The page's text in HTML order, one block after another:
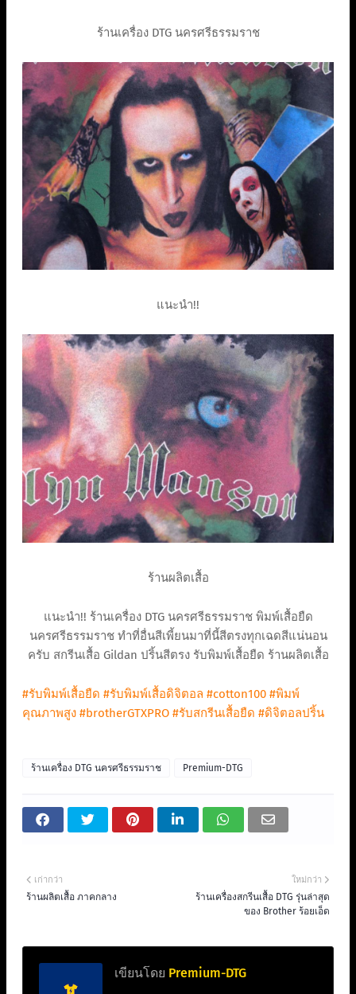
ร้านเครื่อง DTG นครศรีธรรมราช
แนะนำ!!
ร้านผลิตเสื้อ
แนะนำ!! ร้านเครื่อง DTG นครศรีธรรมราช พิมพ์เสื้อยืด
นครศรีธรรมราช ทำที่อื่นสีเพี้ยนมาที่นี้สีตรงทุกเฉดสีแน่นอน
ครับ สกรีนเสื้อ Gildan ปริ้นสีตรง รับพิมพ์เสื้อยืด ร้านผลิตเสื้อ
#รับพิมพ์เสื้อยืด #รับพิมพ์เสื้อดิจิตอล #cotton100 #พิมพ์
คุณภาพสูง #brotherGTXPRO #รับสกรีนเสื้อยืด #ดิจิตอลปริ้น
ร้านเครื่อง DTG นครศรีธรรมราช Premium-DTG
ใหม่กว่า
ร้านเครื่องสกรีนเสื้อ DTG รุ่นล่าสุด
ของ Brother ร้อยเอ็ด
เก่ากว่า
ร้านผลิตเสื้อ ภาคกลาง
เขียนโดย Premium-DTG